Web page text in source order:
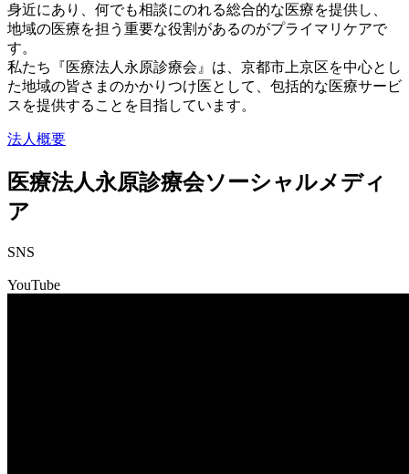
身近にあり、何でも相談にのれる総合的な医療を提供し、
地域の医療を担う重要な役割があるのがプライマリケアで
す。
私たち『医療法人永原診療会』は、京都市上京区を中心とし
た地域の皆さまのかかりつけ医として、包括的な医療サービ
スを提供することを目指しています。
法人概要
医療法人永原診療会ソーシャルメディ
ア
SNS
YouTube